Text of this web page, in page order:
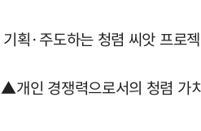
획·주도하는 청렴 씨앗 프로
인 경쟁력으로서의 청렴